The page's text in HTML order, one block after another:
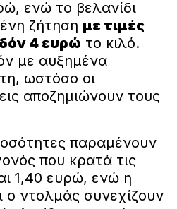
ενώ το βελανίδι
ζήτηση με τιμές
4 ευρώ το κιλό.
με αυξημένα
ωστόσο οι
αποζημιώνουν τους
παραμένουν
που κρατά τις
1,40 ευρώ, ενώ η
ο ντολμάς συνεχίζουν